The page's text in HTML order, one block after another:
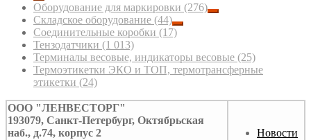
Оборудование для маркировки (276)
Складское оборудование (44)
Соединительные коробки (17)
Тензодатчики (1 013)
Терминалы весовые, индикаторы весовые (25)
Термоэтикетки ЭКО и ТОП, термотрансферные
этикетки (24)
ООО "ЛЕНВЕСТОРГ"
193079, Санкт-Петербург, Октябрьская
наб., д.74, корпус 2
Новости